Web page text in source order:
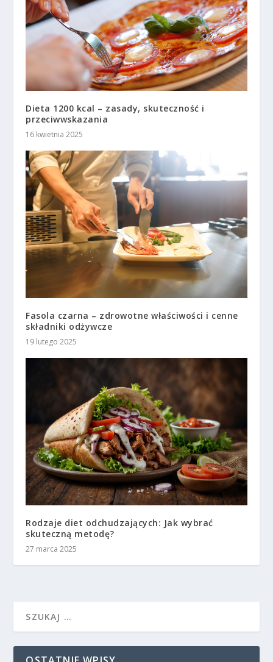
Dieta 1200 kcal – zasady, skuteczność i
przeciwwskazania
16 kwietnia 2025
Fasola czarna – zdrowotne właściwości i cenne
składniki odżywcze
19 lutego 2025
Rodzaje diet odchudzających: Jak wybrać
skuteczną metodę?
27 marca 2025